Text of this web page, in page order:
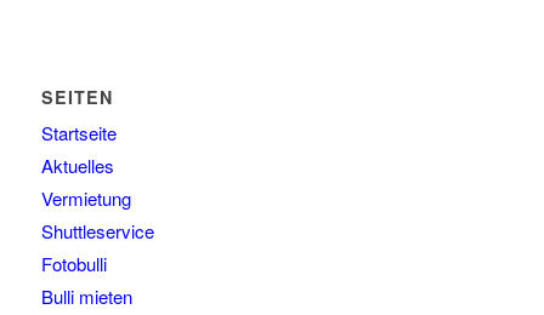
SEITEN
Startseite
Aktuelles
Vermietung
Shuttleservice
Fotobulli
Bulli mieten